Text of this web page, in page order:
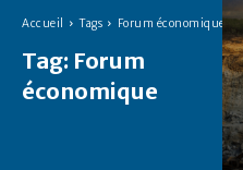
Accueil Tags Forum économique
Tag: Forum
économique